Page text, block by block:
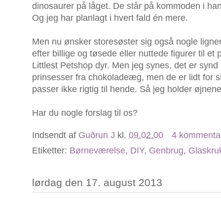
dinosaurer på låget. De står på kommoden i
Og jeg har planlagt i hvert fald én mere.
Men nu ønsker storesøster sig også nogle
efter billige og tøsede eller nuttede figurer til et
Littlest Petshop dyr. Men jeg synes, det er
prinsesser fra chokoladeæg, men de er lidt for
passer ikke rigtig til hende. Så jeg holder
Har du nogle forslag til os?
Indsendt af Guðrun J kl. 09.02.00
4
Etiketter: Børneværelse, DIY, Genbrug,
lørdag den 17. august 2013